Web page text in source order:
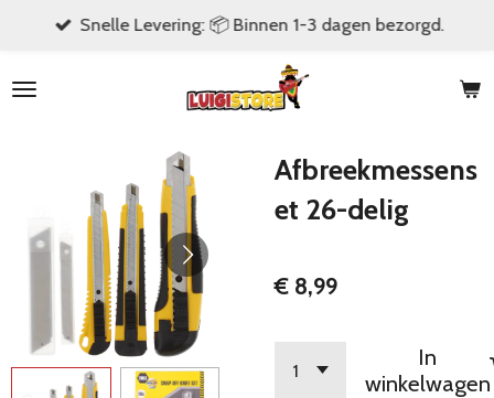
naar
Snelle Levering: 📦 Binnen 1-3 dagen bezorgd.
Afbreekmessens
et 26-delig
€ 8,99
In
winkelwagen